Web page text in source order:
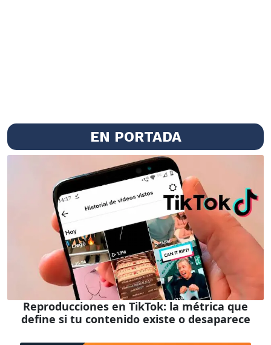
EN PORTADA
Reproducciones en TikTok: la métrica que
define si tu contenido existe o desaparece